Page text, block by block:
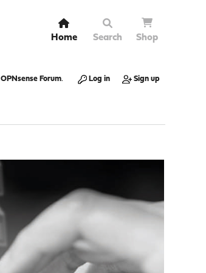
Home Search Shop
OPNsense Forum. Log in Sign up